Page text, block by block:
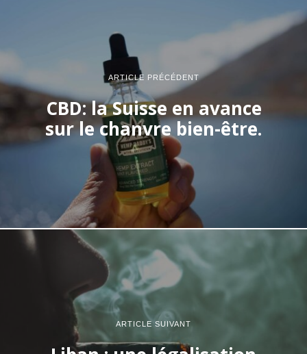
ARTICLE PRÉCÉDENT
CBD: la Suisse en avance
sur le chanvre bien-être.
ARTICLE SUIVANT